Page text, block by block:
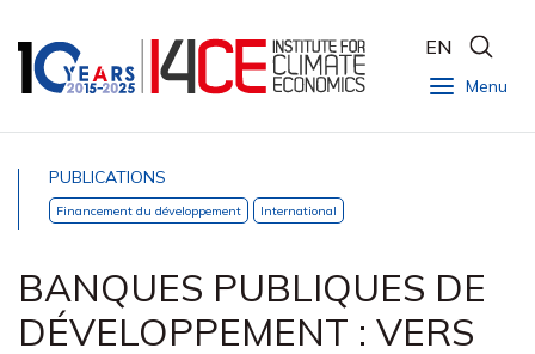
Menu
EN
PUBLICATIONS
Financement du développement International
BANQUES PUBLIQUES DE
DÉVELOPPEMENT : VERS